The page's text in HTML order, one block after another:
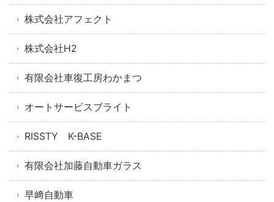
株式会社アフェクト
株式会社H2
有限会社車復工房わかまつ
オートサービスブライト
RISSTY K-BASE
有限会社加藤自動車ガラス
早﨑自動車